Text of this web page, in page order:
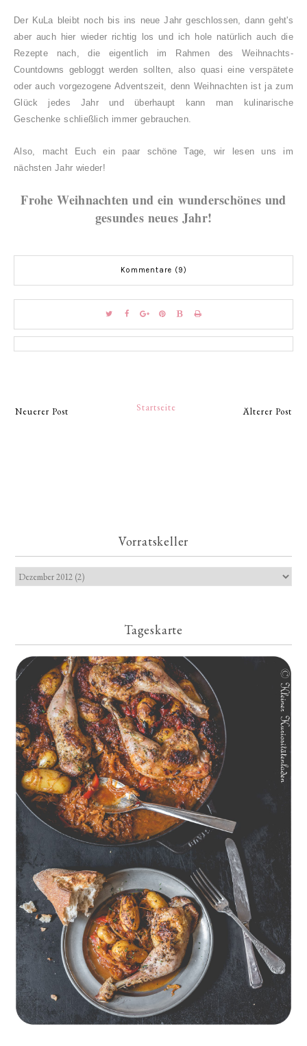
Der KuLa bleibt noch bis ins neue Jahr geschlossen, dann geht's
aber auch hier wieder richtig los und ich hole natürlich auch die
Rezepte nach, die eigentlich im Rahmen des Weihnachts-
Countdowns gebloggt werden sollten, also quasi eine verspätete
oder auch vorgezogene Adventszeit, denn Weihnachten ist ja zum
Gl ück jedes Jahr und überhaupt kann man kulinarische
Geschenke schließlich immer gebrauchen.
Also, macht Euch ein paar schöne Tage, wir lesen uns im
nächsten Jahr wieder!
Frohe Weihnachten und ein wunderschönes und
gesundes neues Jahr!
Kommentare (9)
Neuerer Post Älterer Post
Startseite
Vorratskeller
Tageskarte
Geschmorte Hähnchenschenkel auf Paprikakraut und kleinen
Kartoffeln